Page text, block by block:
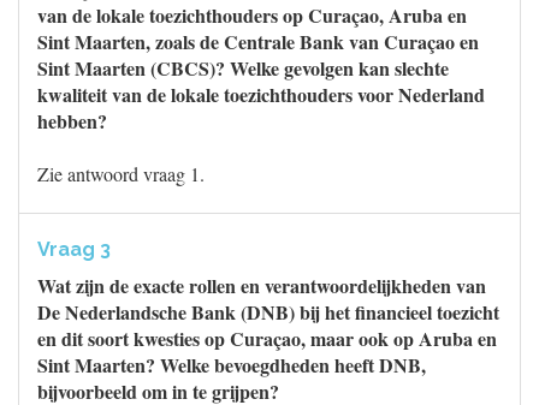
van de lokale toezichthouders op Curaçao, Aruba en
Sint Maarten, zoals de Centrale Bank van Curaçao en
Sint Maarten (CBCS)? Welke gevolgen kan slechte
kwaliteit van de lokale toezichthouders voor Nederland
hebben?
Zie antwoord vraag 1.
Vraag 3
Wat zijn de exacte rollen en verantwoordelijkheden van
De Nederlandsche Bank (DNB) bij het financieel toezicht
en dit soort kwesties op Curaçao, maar ook op Aruba en
Sint Maarten? Welke bevoegdheden heeft DNB,
bijvoorbeeld om in te grijpen?